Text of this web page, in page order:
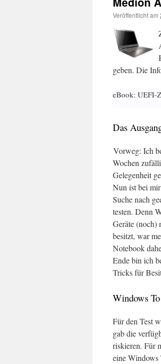
Veröffentlicht am
geben. Die
eBook: UEFI-
Das
Vorweg: Ich
Wochen
Gelegenheit
Nun ist bei
Suche nach
testen. Denn
Geräte (noch)
besitzt, war
Notebook
Ende bin ich
Tricks für
Windows
Für den Test
gab die
riskieren. Für
eine